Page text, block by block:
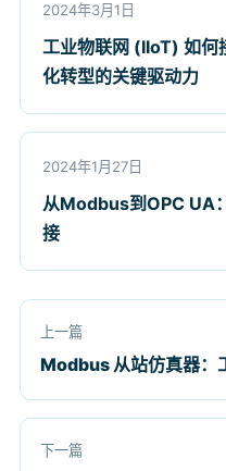
2024年3月1日
工业物联网 (IIoT) 如何
化转型的关键驱动力
2024年1月27日
从Modbus到OPC UA
接
上一篇
Modbus 从站仿真器：
下一篇